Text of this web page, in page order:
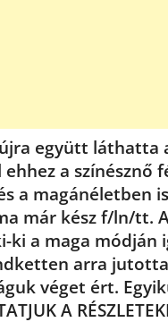
együtt láthatta
a színésznő
a magánéletben
már kész f/ln/tt.
ki a maga módján
arra
véget ért.
A